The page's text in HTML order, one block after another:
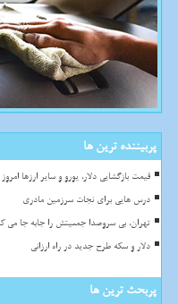
پربیننده ترین ها
قیمت بازگشایی دلار، یورو و سایر ارزها امروز ۱۳ خرداد ۱۴۰۵ به همراه جدول
درس هایی برای نجات سرزمین مادری
تهران، بی سروصدا جمعیتش را جابه جا می
دلار و سکه طرح جدید در راه ارزانی
پربحث ترین ها